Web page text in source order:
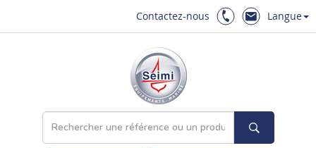
Contactez-nous Langue